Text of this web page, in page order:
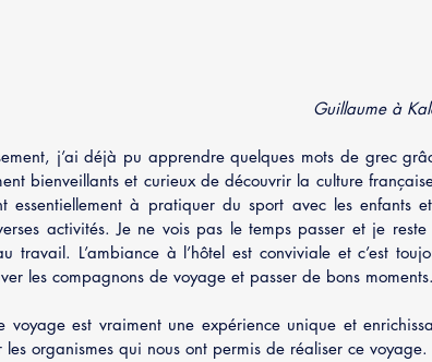
Guillaume à
j’ai déjà pu apprendre quelques mots de grec
bienveillants et curieux de découvrir la culture
essentiellement à pratiquer du sport avec les enfants
activités. Je ne vois pas le temps passer et je reste
travail. L’ambiance à l’hôtel est conviviale et c’est
les compagnons de voyage et passer de bons
est vraiment une expérience unique et
les organismes qui nous ont permis de réaliser ce voyage.